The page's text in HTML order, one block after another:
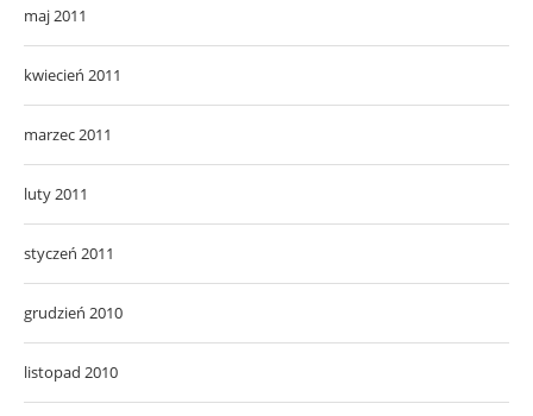
maj 2011
kwiecień 2011
marzec 2011
luty 2011
styczeń 2011
grudzień 2010
listopad 2010